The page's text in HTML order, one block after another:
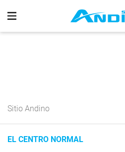
Sitio Andino
EL CENTRO NORMAL